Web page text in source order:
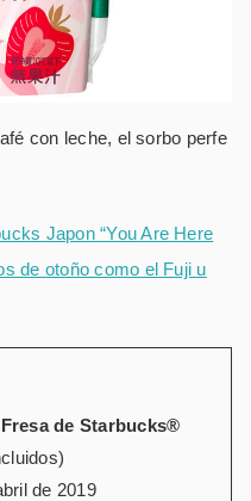
con leche, el sorbo perfe
Japon “You Are Here
de otoño como el Fuji u
de Starbucks®
de 2019